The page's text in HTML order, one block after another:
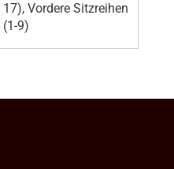
17), Vordere Sitzreihen
(1-9)